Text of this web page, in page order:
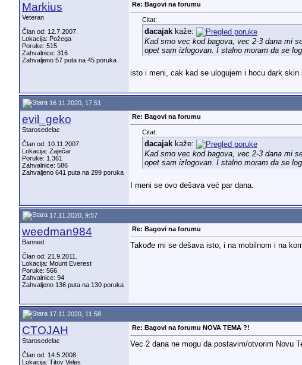
Markius
Veteran
Član od: 12.7.2007.
Lokacija: Požega
Poruke: 515
Zahvalnice: 316
Zahvaljeno 57 puta na 45 poruka
Re: Bagovi na forumu
Citat:
dacajakkaže:
Kad smo vec kod bagova, vec 2-3 dana mi
opet sam izlogovan. I stalno moram da se
isto i meni, cak kad se ulogujem i hocu dark
16.11.2020, 17:51
evil_geko
Starosedelac
Član od: 10.11.2007.
Lokacija: Zaječar
Poruke: 1.361
Zahvalnice: 586
Zahvaljeno 641 puta na 299 poruka
Re: Bagovi na forumu
Citat:
dacajakkaže:
Kad smo vec kod bagova, vec 2-3 dana mi
opet sam izlogovan. I stalno moram da se
I meni se ovo dešava već par dana.
17.11.2020, 9:57
weedman984
Banned
Član od: 21.9.2011.
Lokacija: Mount Everest
Poruke: 566
Zahvalnice: 94
Zahvaljeno 136 puta na 130 poruka
Re: Bagovi na forumu
Takođe mi se dešava isto, i na mobilnom i na
17.11.2020, 11:58
CTOJAH
Starosedelac
Član od: 14.5.2008.
Lokacija: Titov Veles
Re: Bagovi na forumu NOVA TEMA ?!
Vec 2 dana ne mogu da postavim/otvorim Novu